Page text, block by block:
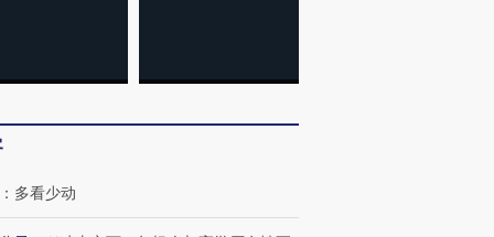
四届链博
“链”接产
： 多看少动